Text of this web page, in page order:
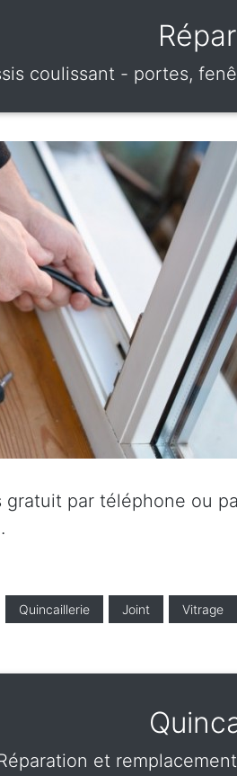
coulissant - portes,
gratuit par téléphone ou
Quincaillerie Joint Vitrage
et